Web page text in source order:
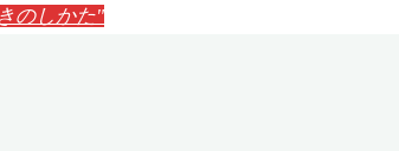
のしかた"